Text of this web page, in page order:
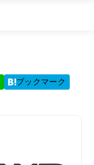
ブックマーク